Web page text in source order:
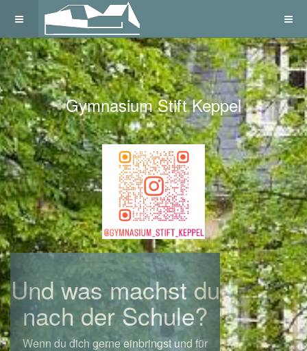
Gymnasium Stift Keppel
Und was machst du
nach der Schule?
Wenn du dich gerne einbringst und für
Previous Next